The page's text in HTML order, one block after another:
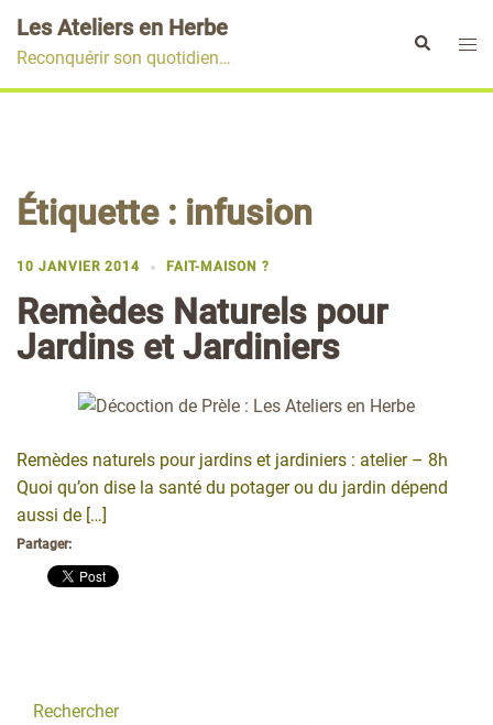
au
contenu
Les Ateliers en Herbe
Reconquérir son quotidien…
Rechercher
Étiquette : infusion
10 JANVIER 2014 FAIT-MAISON ?
Remèdes Naturels pour
Jardins et Jardiniers
Remèdes naturels pour jardins et jardiniers : atelier – 8h
Quoi qu’on dise la santé du potager ou du jardin dépend
aussi de […]
Partager:
Rechercher